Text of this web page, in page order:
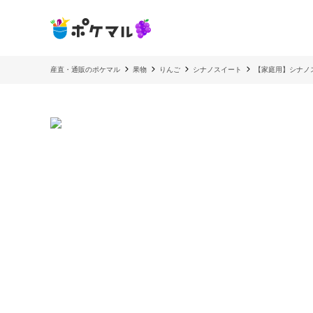
産直・通販のポケマル 果物 りんご シナノスイート 【家庭用】シナ